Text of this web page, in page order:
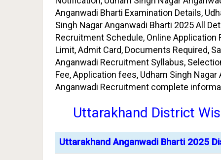
Anganwadi Bharti Examination Details,
Singh Nagar Anganwadi Bharti 2025 All
Recruitment Schedule, Online Application
Limit, Admit Card, Documents Required,
Anganwadi Recruitment Syllabus,
Fee, Application fees, Udham Singh
Anganwadi Recruitment complete
Uttarakhand District
Uttarakhand Anganwadi Bharti 2025